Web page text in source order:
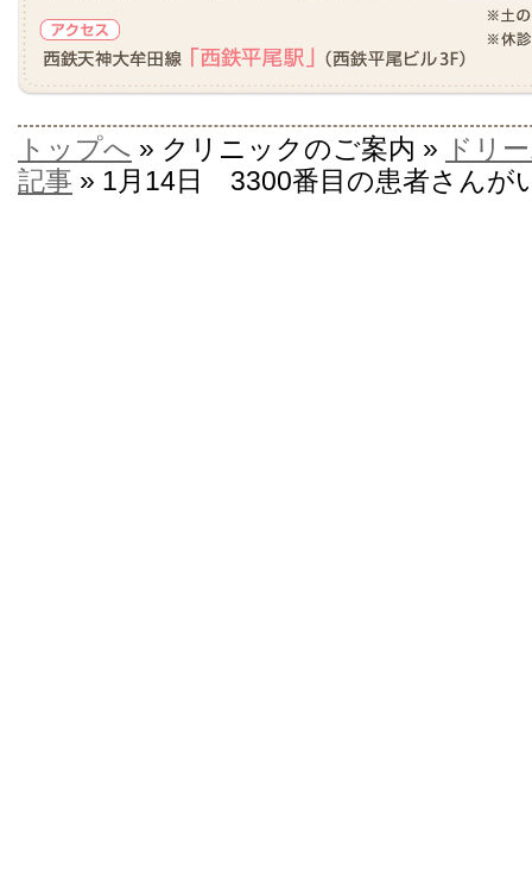
トップへ » クリニックのご案内 » ドリ
記事 » 1月14日 3300番目の患者さんが